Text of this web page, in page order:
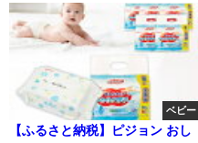
ベビー
【ふるさと納税】ピジョン おし